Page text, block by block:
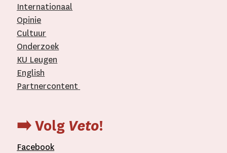
Internationaal­
Opinie
Cultuur
Onderzoek
KU Leugen
English
Partnercontent
➡️ Volg Veto!
Facebook